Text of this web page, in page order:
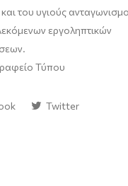
του υγιούς
εργοληπτικών
Τύπου
Twitter